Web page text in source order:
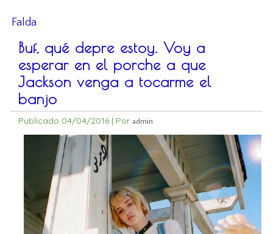
Falda
Buf, qué depre estoy. Voy a
esperar en el porche a que
Jackson venga a tocarme el
banjo
Publicado 04/04/2016 | Por admin